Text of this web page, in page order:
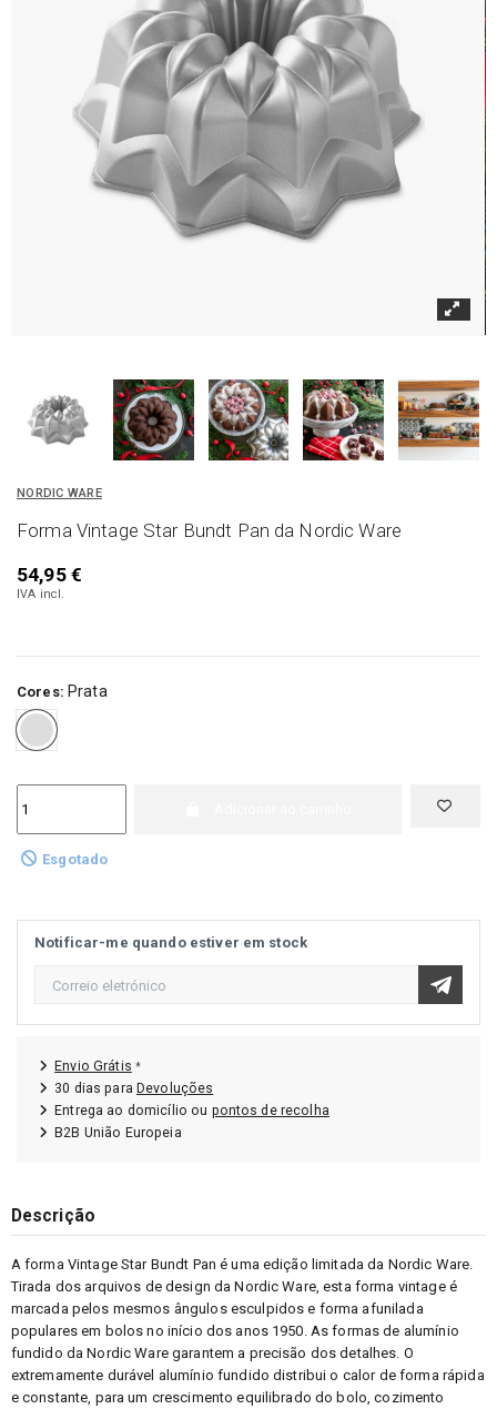
NORDIC WARE
Forma Vintage Star Bundt Pan da Nordic Ware
54,95 €
IVA incl.
Cores: Prata
Prata
Esgotado
Notificar-me quando estiver em stock
Envio Grátis *
30 dias para Devoluções
Entrega ao domicílio ou pontos de recolha
B2B União Europeia
Descrição
A forma Vintage Star Bundt Pan é uma edição limitada da Nordic Ware.
Tirada dos arquivos de design da Nordic Ware, esta forma vintage é
marcada pelos mesmos ângulos esculpidos e forma afunilada
populares em bolos no início dos anos 1950. As formas de alumínio
fundido da Nordic Ware garantem a precisão dos detalhes. O
extremamente durável alumínio fundido distribui o calor de forma rápida
e constante, para um crescimento equilibrado do bolo, cozimento